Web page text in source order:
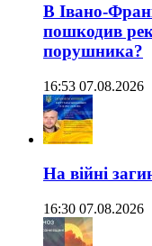
В Івано-
пошкодив
порушника?
16:53 07.08.2026
На війні
16:30 07.08.2026